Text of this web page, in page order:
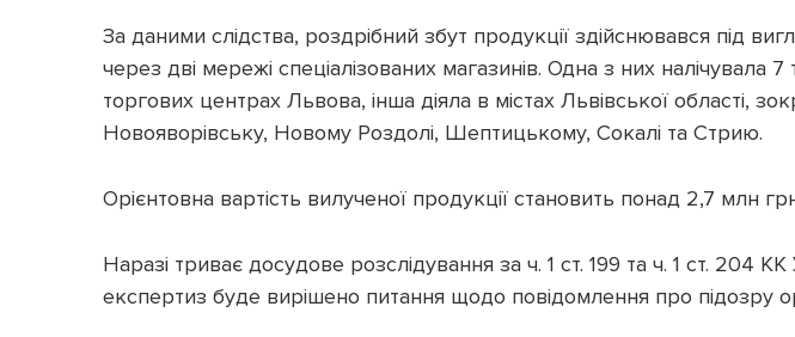
За даними слідства, роздрібний збут продукції здійснювався під
через дві мережі спеціалізованих магазинів. Одна з них налічувала
торгових центрах Львова, інша діяла в містах Львівської області,
Новояворівську, Новому Роздолі, Шептицькому, Сокалі та Стрию.
Орієнтовна вартість вилученої продукції становить понад 2,7 млн
Наразі триває досудове розслідування за ч. 1 ст. 199 та ч. 1 ст. 204
експертиз буде вирішено питання щодо повідомлення про підозру